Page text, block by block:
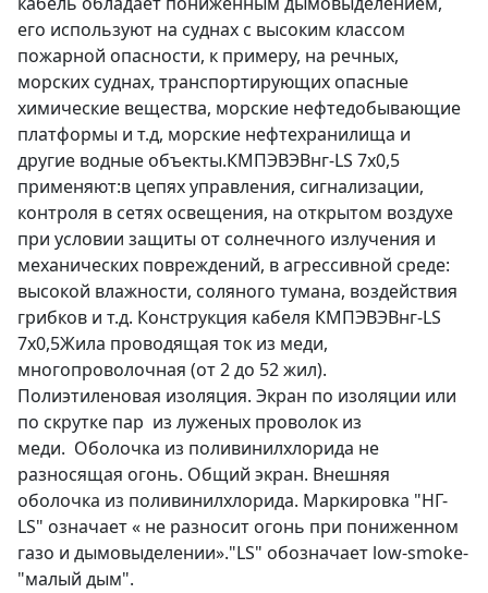
его используют на суднах с высоким классом
пожарной опасности, к примеру, на речных,
морских суднах, транспортирующих опасные
химические вещества, морские нефтедобывающие
платформы и т.д, морские нефтехранилища и
другие водные объекты.КМПЭВЭВнг-LS 7х0,5
применяют:в цепях управления, сигнализации,
контроля в сетях освещения, на открытом воздухе
при условии защиты от солнечного излучения и
механических повреждений, в агрессивной среде:
высокой влажности, соляного тумана, воздействия
грибков и т.д. Конструкция кабеля КМПЭВЭВнг-LS
7х0,5Жила проводящая ток из меди,
многопроволочная (от 2 до 52 жил).
Полиэтиленовая изоляция. Экран по изоляции или
по скрутке пар из луженых проволок из
меди. Оболочка из поливинилхлорида не
разносящая огонь. Общий экран. Внешняя
оболочка из поливинилхлорида. Маркировка "НГ-
LS" означает « не разносит огонь при пониженном
газо и дымовыделении»."LS" обозначает low-smoke-
"малый дым".